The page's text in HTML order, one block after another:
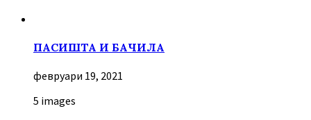
ПАСИШТА И БАЧИЛА
февруари 19, 2021
5 images